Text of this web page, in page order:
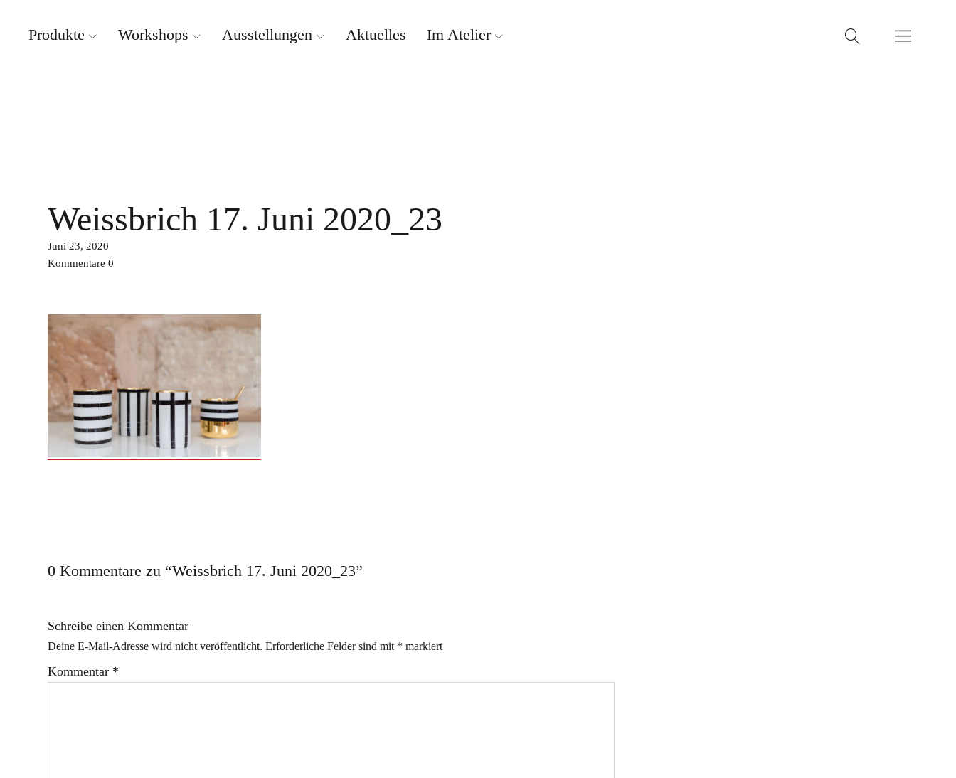
Produkte Workshops Ausstellungen Aktuelles Im Atelier
Weissbrich 17. Juni 2020_23
Juni 23, 2020
Kommentare 0
0 Kommentare zu “Weissbrich 17. Juni 2020_23”
Schreibe einen Kommentar
Deine E-Mail-Adresse wird nicht veröffentlicht. Erforderliche Felder sind mit * markiert
Kommentar *